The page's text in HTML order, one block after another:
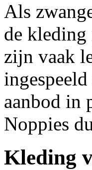
Als
de
zijn vaak
aanbod in
Noppies
Kleding